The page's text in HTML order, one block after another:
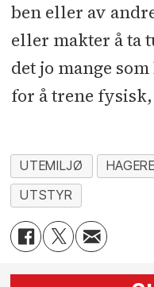
ben eller av
eller makter å ta
det jo mange
for å trene
UTEMILJØ
UTSTYR